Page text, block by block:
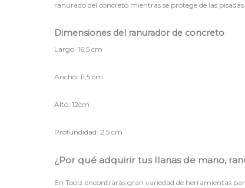
ranurado del concreto mientras se protege de las pisadas
Dimensiones del ranurador de concreto
Largo: 16,5 cm
Ancho: 11,5 cm
Alto: 12cm
Profundidad: 2,5 cm
¿Por qué adquirir tus llanas de mano,
En Toolz encontrarás gran variedad de herramientas